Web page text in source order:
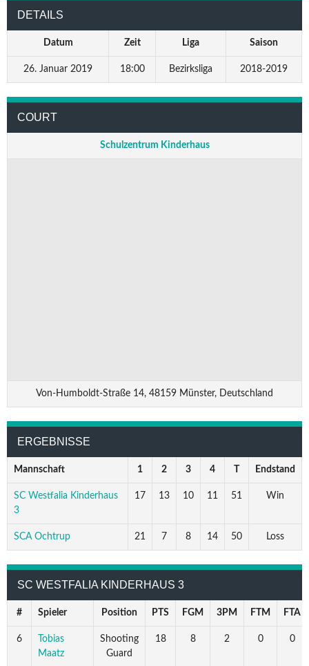
DETAILS
Datum Zeit Liga Saison
26. Januar 2019 18:00 Bezirksliga 2018-2019
COURT
Schulzentrum Kinderhaus
Von-Humboldt-Straße 14, 48159 Münster, Deutschland
ERGEBNISSE
Mannschaft 1 2 3 4 Endstand
SC Westfalia Kinderhaus
3
17 13 10 11 51 Win
SCA Ochtrup 21 7 8 14 50 Loss
SC WESTFALIA KINDERHAUS 3
# Spieler Position PTS FGM 3PM FTM FTA
6
Tobias
Maatz
Shooting
Guard
18 8 2 0 0